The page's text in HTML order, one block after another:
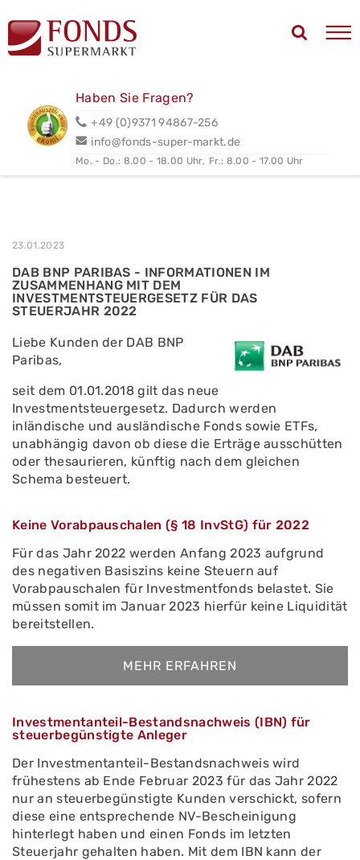
Haben Sie Fragen?
+49 (0)9371 94867-256
info@fonds-super-markt.de
Mo. - Do.: 8.00 - 18.00 Uhr, Fr.: 8.00 - 17.00 Uhr
23.01.2023
DAB BNP PARIBAS - INFORMATIONEN IM
ZUSAMMENHANG MIT DEM
INVESTMENTSTEUERGESETZ FÜR DAS
STEUERJAHR 2022
Liebe Kunden der DAB BNP
Paribas,
seit dem 01.01.2018 gilt das neue
Investmentsteuergesetz. Dadurch werden
inländische und ausländische Fonds sowie ETFs,
unabhängig davon ob diese die Erträge ausschütten
oder thesaurieren, künftig nach dem gleichen
Schema besteuert.
Keine Vorabpauschalen (§ 18 InvStG) für 2022
Für das Jahr 2022 werden Anfang 2023 aufgrund
des negativen Basiszins keine Steuern auf
Vorabpauschalen für Investmentfonds belastet. Sie
müssen somit im Januar 2023 hierfür keine Liquidität
bereitstellen.
MEHR ERFAHREN
Investmentanteil-Bestandsnachweis (IBN) für
steuerbegünstigte Anleger
Der Investmentanteil-Bestandsnachweis wird
frühestens ab Ende Februar 2023 für das Jahr 2022
nur an steuerbegünstigte Kunden verschickt, sofern
diese eine entsprechende NV-Bescheinigung
hinterlegt haben und einen Fonds im letzten
Steuerjahr gehalten haben. Mit dem IBN kann der